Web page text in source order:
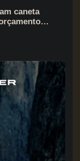
caneta
de aperto